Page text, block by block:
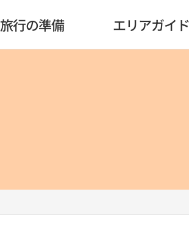
旅行の準備 エリアガイド